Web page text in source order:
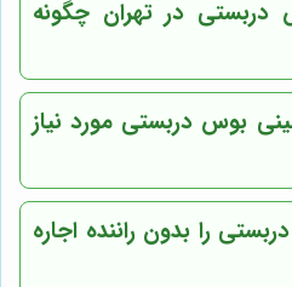
دربستی در تهران چگونه
بوس دربستی مورد نیاز
را بدون راننده اجاره